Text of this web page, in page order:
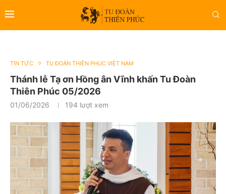
TIN TỨC TU ĐOÀN THIÊN PHÚC VIỆT NAM
Thánh lễ Tạ ơn Hồng ân Vĩnh khấn Tu Đoàn
Thiên Phúc 05/2026
01/06/2026 194 lượt xem